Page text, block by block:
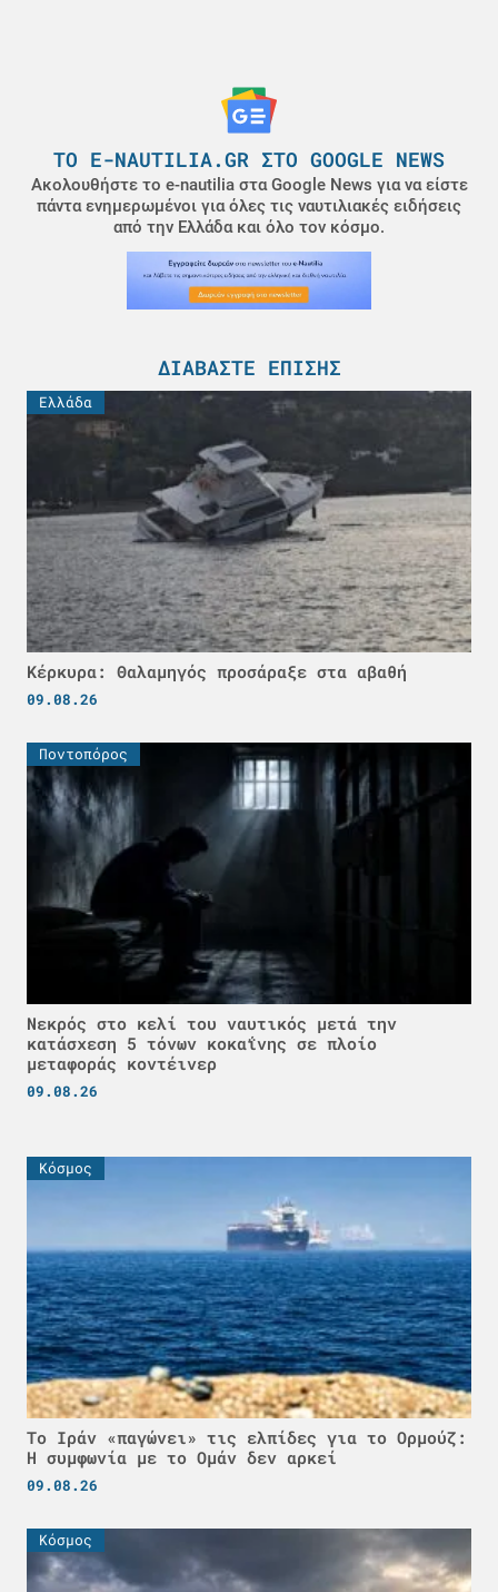
ΤΟ E-NAUTILIA.GR ΣΤΟ GOOGLE NEWS
Ακολουθήστε το e-nautilia στα Google News για να είστε
πάντα ενημερωμένοι για όλες τις ναυτιλιακές ειδήσεις
από την Ελλάδα και όλο τον κόσμο.
ΔΙΑΒΆΣΤΕ ΕΠΊΣΗΣ
Ελλάδα
Κέρκυρα: Θαλαμηγός προσάραξε στα αβαθή
09.08.26
Ποντοπόρος
Νεκρός στο κελί του ναυτικός μετά την
κατάσχεση 5 τόνων κοκαΐνης σε πλοίο
μεταφοράς κοντέινερ
09.08.26
Κόσμος
Το Ιράν «παγώνει» τις ελπίδες για το Ορμούζ:
Η συμφωνία με το Ομάν δεν αρκεί
09.08.26
Κόσμος